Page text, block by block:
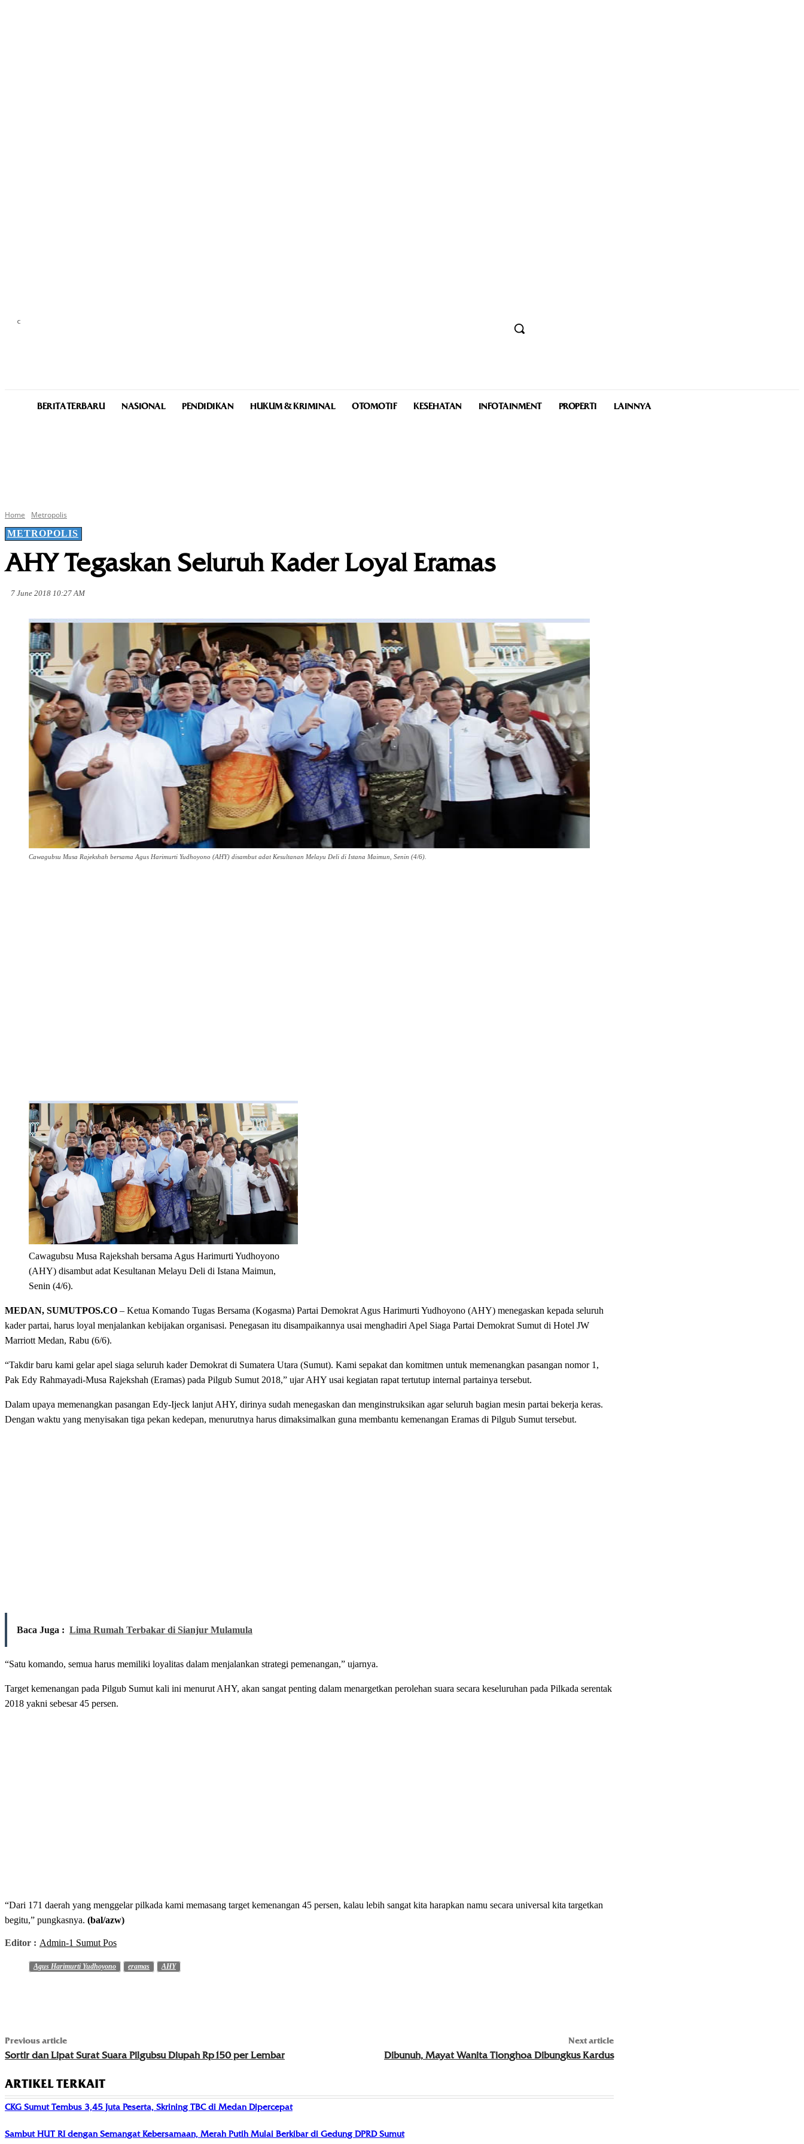
C
BERITA TERBARU NASIONAL PENDIDIKAN HUKUM & KRIMINAL OTOMOTIF KESEHATAN INFOTAINMENT PROPERTI LAINNYA
Home
Metropolis
METROPOLIS
AHY Tegaskan Seluruh Kader Loyal Eramas
7 June 2018 10:27 AM
Cawagubsu Musa Rajekshah bersama Agus Harimurti Yudhoyono (AHY) disambut adat Kesultanan Melayu Deli di Istana Maimun, Senin (4/6).
Cawagubsu Musa Rajekshah bersama Agus Harimurti Yudhoyono
(AHY) disambut adat Kesultanan Melayu Deli di Istana Maimun,
Senin (4/6).
MEDAN, SUMUTPOS.CO – Ketua Komando Tugas Bersama (Kogasma) Partai Demokrat Agus Harimurti Yudhoyono (AHY) menegaskan kepada seluruh
kader partai, harus loyal menjalankan kebijakan organisasi. Penegasan itu disampaikannya usai menghadiri Apel Siaga Partai Demokrat Sumut di Hotel JW
Marriott Medan, Rabu (6/6).
“Takdir baru kami gelar apel siaga seluruh kader Demokrat di Sumatera Utara (Sumut). Kami sepakat dan komitmen untuk memenangkan pasangan nomor 1,
Pak Edy Rahmayadi-Musa Rajekshah (Eramas) pada Pilgub Sumut 2018,” ujar AHY usai kegiatan rapat tertutup internal partainya tersebut.
Dalam upaya memenangkan pasangan Edy-Ijeck lanjut AHY, dirinya sudah menegaskan dan menginstruksikan agar seluruh bagian mesin partai bekerja keras.
Dengan waktu yang menyisakan tiga pekan kedepan, menurutnya harus dimaksimalkan guna membantu kemenangan Eramas di Pilgub Sumut tersebut.
Baca Juga : Lima Rumah Terbakar di Sianjur Mulamula
“Satu komando, semua harus memiliki loyalitas dalam menjalankan strategi pemenangan,” ujarnya.
Target kemenangan pada Pilgub Sumut kali ini menurut AHY, akan sangat penting dalam menargetkan perolehan suara secara keseluruhan pada Pilkada serentak
2018 yakni sebesar 45 persen.
“Dari 171 daerah yang menggelar pilkada kami memasang target kemenangan 45 persen, kalau lebih sangat kita harapkan namu secara universal kita targetkan
begitu,” pungkasnya. (bal/azw)
Editor : Admin-1 Sumut Pos
Agus Harimurti Yudhoyono eramas AHY
Previous article
Sortir dan Lipat Surat Suara Pilgubsu Diupah Rp150 per Lembar
Next article
Dibunuh, Mayat Wanita Tionghoa Dibungkus Kardus
ARTIKEL TERKAIT
CKG Sumut Tembus 3,45 Juta Peserta, Skrining TBC di Medan Dipercepat
Sambut HUT RI dengan Semangat Kebersamaan, Merah Putih Mulai Berkibar di Gedung DPRD Sumut